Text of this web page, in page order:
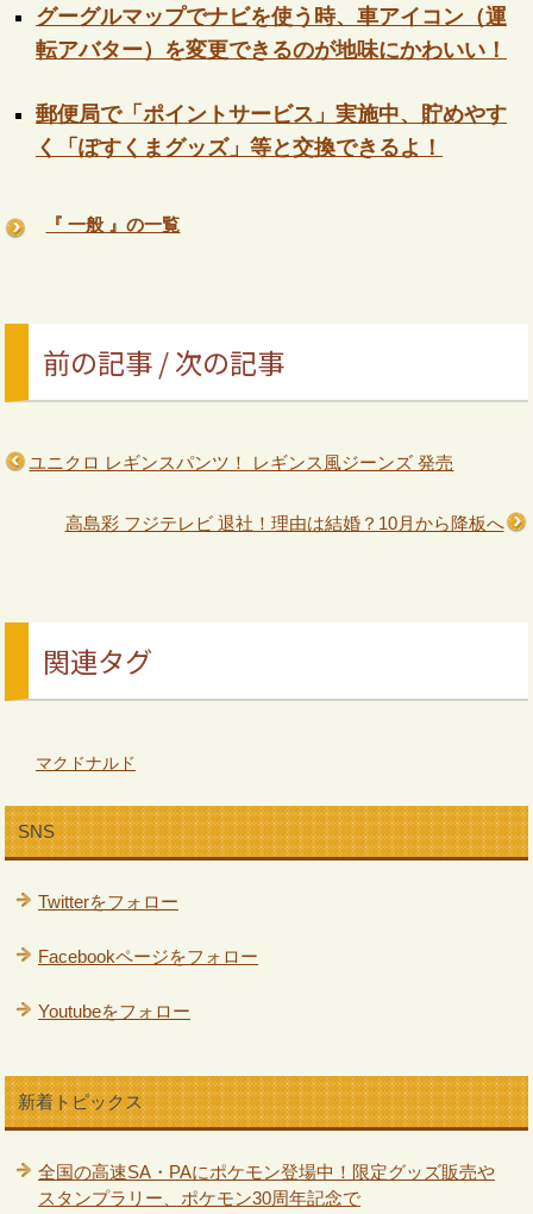
グーグルマップでナビを使う時、車アイコン（運
転アバター）を変更できるのが地味にかわいい！
郵便局で「ポイントサービス」実施中、貯めやす
く「ぽすくまグッズ」等と交換できるよ！
『 一般 』の一覧
前の記事 / 次の記事
ユニクロ レギンスパンツ！ レギンス風ジーンズ 発売
高島彩 フジテレビ 退社！理由は結婚？10月から降板へ
関連タグ
マクドナルド
SNS
Twitterをフォロー
Facebookページをフォロー
Youtubeをフォロー
新着トピックス
全国の高速SA・PAにポケモン登場中！限定グッズ販売や
スタンプラリー、ポケモン30周年記念で